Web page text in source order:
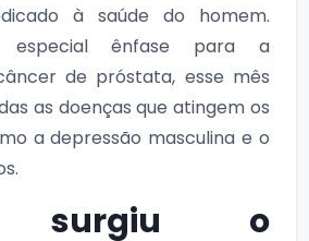
à saúde do homem.
especial ênfase para a
de próstata, esse mês
as doenças que atingem os
a depressão masculina e o
surgiu o